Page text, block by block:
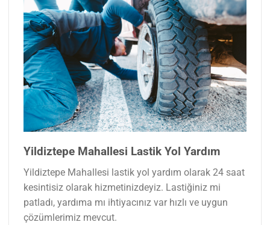
Yildiztepe Mahallesi Lastik Yol Yardım
Yildiztepe Mahallesi lastik yol yardım olarak 24 saat
kesintisiz olarak hizmetinizdeyiz. Lastiğiniz mi
patladı, yardıma mı ihtiyacınız var hızlı ve uygun
çözümlerimiz mevcut.